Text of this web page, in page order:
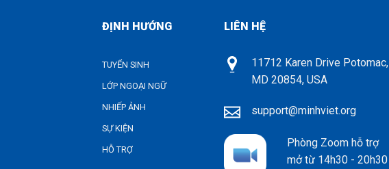
ĐỊNH HƯỚNG
TUYỂN SINH
LỚP NGOẠI NGỮ
NHIẾP ẢNH
SỰ KIỆN
HỖ TRỢ
LIÊN HỆ
11712 Karen Drive Potomac,
MD 20854, USA
support@minhviet.org
Phòng Zoom hỗ trợ
mở từ 14h30 - 20h30